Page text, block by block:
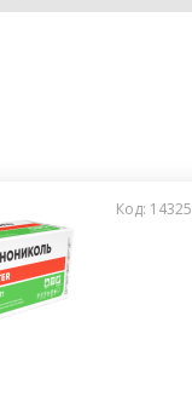
Код: 14325